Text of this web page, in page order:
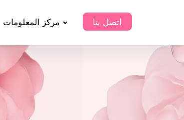
مركز المعلومات اتصل بنا